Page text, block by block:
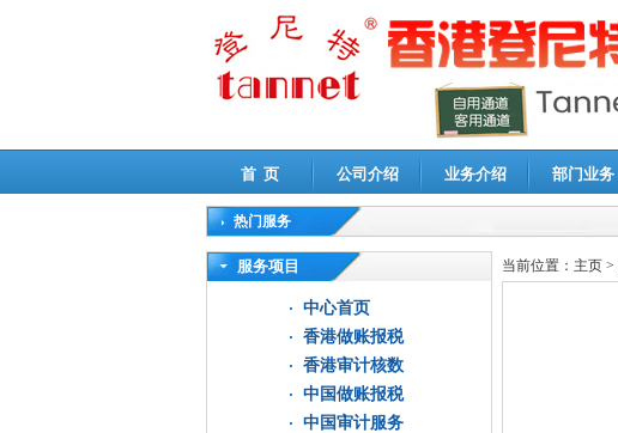
首 页 公司介绍 业务介绍 部门业务
热门服务
高新技术企业认定审计|企业所得税汇算清缴申报鉴证
服务项目
中心首页
香港做账报税
香港审计核数
中国做账报税
中国审计服务
当前位置： 主页 >